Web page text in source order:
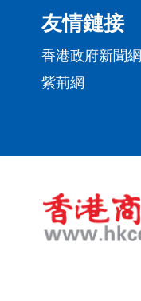
友情鏈接
香港政府新聞網
紫荊網